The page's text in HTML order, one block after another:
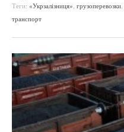
Теги: «Укрзалізниця», грузоперевозки,
транспорт